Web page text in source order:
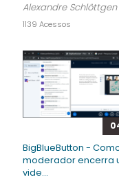
Alexandre Schlöttgen
1139 Acessos
BigBlueButton -
moderador encerra
vide...